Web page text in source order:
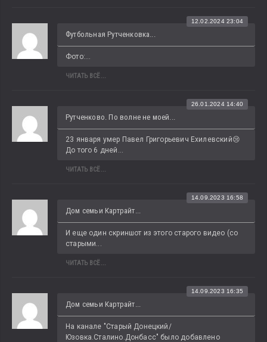
Футбольная Рутченковка...
12.02.2024 23:04
Фото:...
ЧИТАТЬ ВСЁ...
Рутченково. По волне не моей...
26.01.2024 14:40
23 января умер Павел Григорьевич Ехилевский😢
До того 6 дней...
ЧИТАТЬ ВСЁ...
Дом семьи Картрайт...
14.09.2023 16:58
И еще один скриншот из этого старого видео (со
старыми...
ЧИТАТЬ ВСЁ...
Дом семьи Картрайт...
14.09.2023 16:35
На канале "Старый Донецкий/
Юзовка.Сталино.Донбасс" было добавлено